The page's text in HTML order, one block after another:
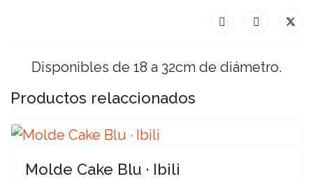
Disponibles de 18 a 32cm de diámetro.
Productos relaccionados
Molde Cake Blu · Ibili